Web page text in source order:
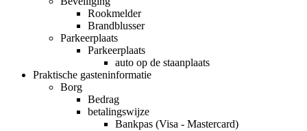
Rookmelder
Brandblusser
Parkeerplaats
Parkeerplaats
auto op de staanplaats
Praktische gasteninformatie
Borg
Bedrag
betalingswijze
Bankpas (Visa - Mastercard)